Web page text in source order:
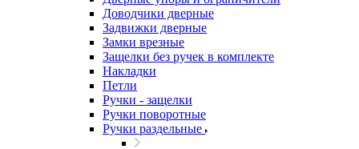
Доводчики дверные
Задвижки дверные
Замки врезные
Защелки без ручек в комплекте
Накладки
Петли
Ручки - защелки
Ручки поворотные
Ручки раздельные